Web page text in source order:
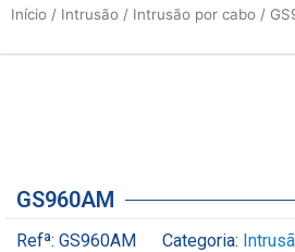
Início / Intrusão / Intrusão por cabo /
GS960AM
Refª: GS960AM Categoria: